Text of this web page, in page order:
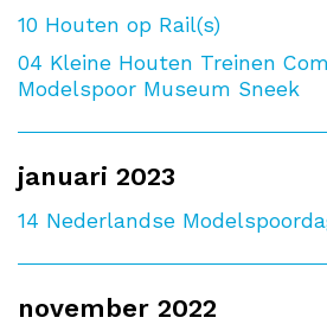
10 Houten op Rail(s)
04 Kleine Houten Treinen
Modelspoor Museum Sneek
januari 2023
14 Nederlandse
november 2022